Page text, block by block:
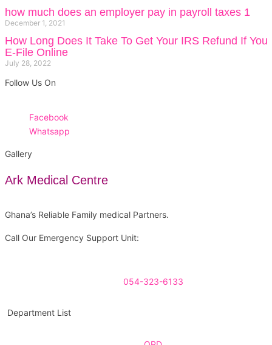
how much does an employer pay in payroll taxes 1
December 1, 2021
How Long Does It Take To Get Your IRS Refund If You
E-File Online
July 28, 2022
Follow Us On
Facebook
Whatsapp
Gallery
Ark Medical Centre
Ghana’s Reliable Family medical Partners.
Call Our Emergency Support Unit:
054-323-6133
Department List